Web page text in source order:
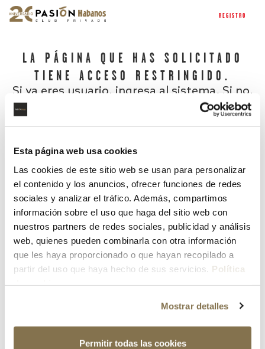
Esta página web usa cookies
Las cookies de este sitio web se usan para personalizar
el contenido y los anuncios, ofrecer funciones de redes
sociales y analizar el tráfico. Además, compartimos
información sobre el uso que haga del sitio web con
nuestros partners de redes sociales, publicidad y análisis
web, quienes pueden combinarla con otra información
que les haya proporcionado o que hayan recopilado a
partir del uso que haya hecho de sus servicios. Política
Mostrar detalles
Permitir todas las cookies
REGISTRO
LA PÁGINA QUE HAS SOLICITADO
TIENE ACCESO RESTRINGIDO.
Si ya eres usuario, ingresa al sistema. Si no,
¿Has olvidado tu contraseña?